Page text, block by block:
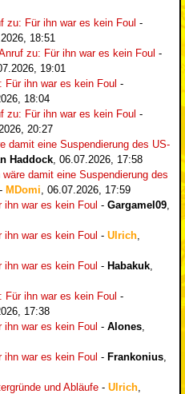
zu: Für ihn war es kein Foul -
18:51
zu: Für ihn war es kein Foul -
19:01
Für ihn war es kein Foul -
18:04
zu: Für ihn war es kein Foul -
20:27
damit eine Suspendierung des US-
Haddock 06.07.2026, 17:58
damit eine Suspendierung des
- MDomi 06.07.2026, 17:59
war es kein Foul - Gargamel09
war es kein Foul - Ulrich
war es kein Foul - Habakuk
Für ihn war es kein Foul -
17:38
war es kein Foul - Alones
war es kein Foul - Frankonius
und Abläufe - Ulrich